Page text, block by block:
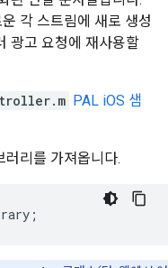
각 스트림에 새로 생성
광고 요청에 재사용할
PAL iOS 샘
리를 가져옵니다.
;